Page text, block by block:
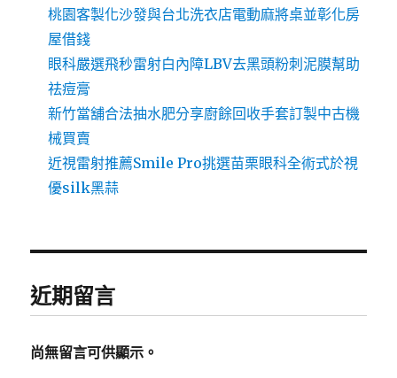
桃園客製化沙發與台北洗衣店電動麻將桌並彰化房
屋借錢
眼科嚴選飛秒雷射白內障LBV去黑頭粉刺泥膜幫助
祛痘膏
新竹當舖合法抽水肥分享廚餘回收手套訂製中古機
械買賣
近視雷射推薦Smile Pro挑選苗栗眼科全術式於視
優silk黑蒜
近期留言
尚無留言可供顯示。